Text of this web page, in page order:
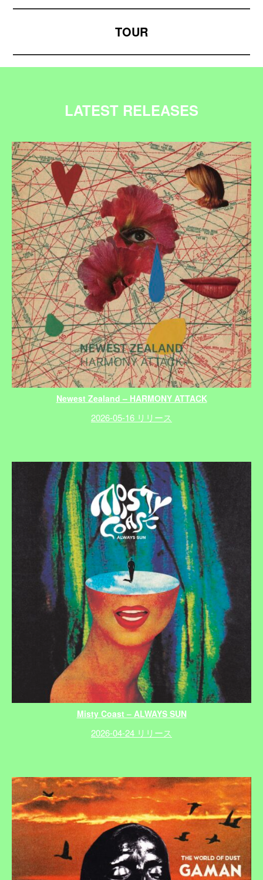
TOUR
LATEST RELEASES
Newest Zealand – HARMONY ATTACK
2026-05-16 リリース
Misty Coast – ALWAYS SUN
2026-04-24 リリース